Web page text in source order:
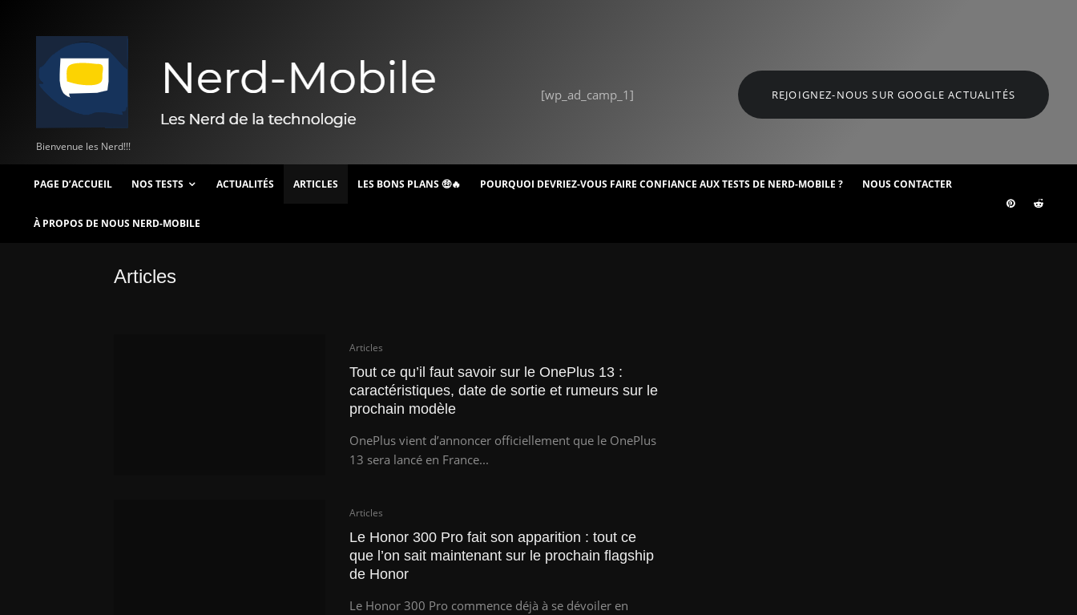
Bienvenue les Nerd!!!
[wp_ad_camp_1] REJOIGNEZ-NOUS SUR GOOGLE ACTUALITÉS
PAGE D’ACCUEIL NOS TESTS ACTUALITÉS ARTICLES LES BONS PLANS 🤑🔥 POURQUOI DEVRIEZ-VOUS FAIRE CONFIANCE AUX TESTS DE NERD-MOBILE ? NOUS CONTACTER
À PROPOS DE NOUS NERD-MOBILE
Articles
Articles
Tout ce qu’il faut savoir sur le OnePlus 13 :
caractéristiques, date de sortie et rumeurs sur le
prochain modèle
OnePlus vient d’annoncer officiellement que le OnePlus
13 sera lancé en France...
Articles
Le Honor 300 Pro fait son apparition : tout ce
que l’on sait maintenant sur le prochain flagship
de Honor
Le Honor 300 Pro commence déjà à se dévoiler en